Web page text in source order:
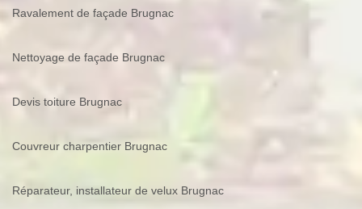
Ravalement de façade Brugnac
Nettoyage de façade Brugnac
Devis toiture Brugnac
Couvreur charpentier Brugnac
Réparateur, installateur de velux Brugnac